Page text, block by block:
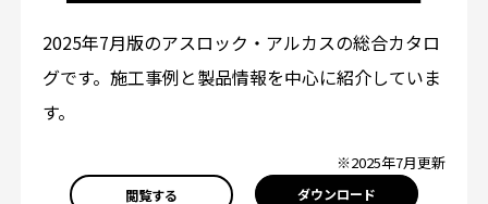
2025年7月版のアスロック・アルカスの総合カタロ
グです。施工事例と製品情報を中心に紹介していま
す。
※2025年7月更新
閲覧する ダウンロード